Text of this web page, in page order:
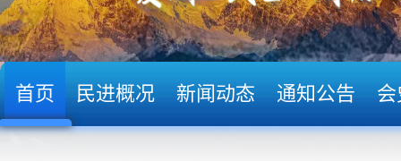
首页 民进概况 新闻动态 通知公告 会